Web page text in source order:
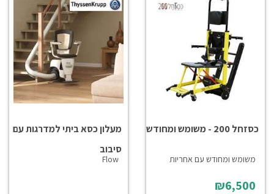
כסזחל 200 - משומש ומחודש
משומש ומחודש עם אחריות
₪6,500
מעלון כסא ביתי למדרגות עם
סיבוב
Flow